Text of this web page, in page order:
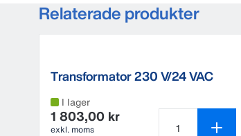
Relaterade produkter
Transformator 230 V/24 VAC
I lager
1 803,00 kr
exkl. moms